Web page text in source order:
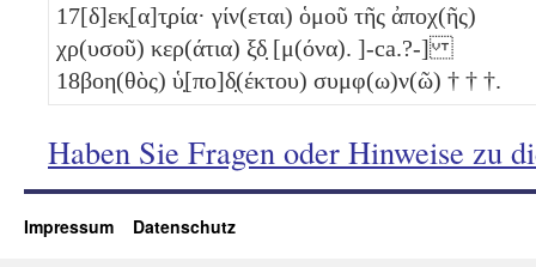
17[δ]εκ̣[α]τ̣ρία· γίν(εται) ὁμοῦ τῆς ἀποχ(ῆς)
χρ(υσοῦ) κερ(άτια) ξδ̣ [μ(όνα). ]-ca.?-]
18βοη(θὸς) ὑ̣[πο]δ̣(έκτου) συμφ(ω)ν(ῶ) † † †.
Haben Sie Fragen oder Hinweise zu
Impressum Datenschutz